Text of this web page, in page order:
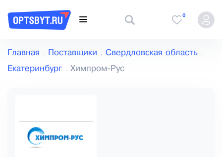
0
Главная Поставщики Свердловская область
Екатеринбург Химпром-Рус